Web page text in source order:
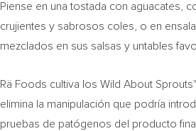
Piense en una tostada con aguacates,
crujientes y sabrosos coles, o en
mezclados en sus salsas y untables
Rä Foods cultiva los Wild About
elimina la manipulación que podría
pruebas de patógenos del producto